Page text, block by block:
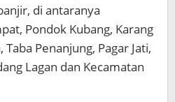
di antaranya
Pondok Kubang, Karang
Penanjung, Pagar Jati,
Lagan dan Kecamatan